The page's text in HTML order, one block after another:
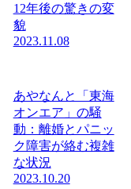
12年後の驚きの変
貌
2023.11.08
あやなんと「東海
オンエア」の騒
動：離婚とパニッ
ク障害が絡む複雑
な状況
2023.10.20